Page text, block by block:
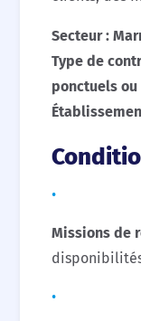
Nos offres
Contact
Secteur :
Type de
ponctuels
Missions de